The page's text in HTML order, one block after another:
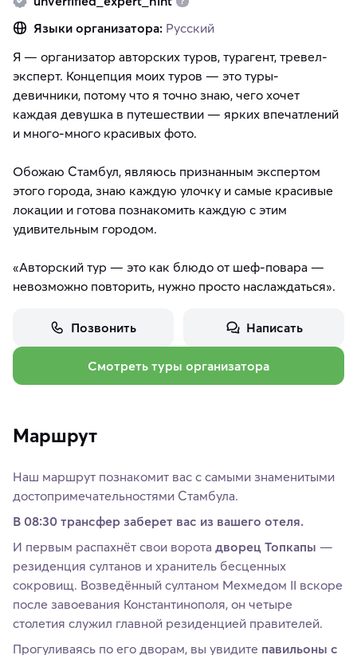
Языки организатора: Русский
Я — организатор авторских туров, турагент, тревел-
эксперт. Концепция моих туров — это туры-
девичники, потому что я точно знаю, чего хочет
каждая девушка в путешествии — ярких впечатлений
и много-много красивых фото.
Обожаю Стамбул, являюсь признанным экспертом
этого города, знаю каждую улочку и самые красивые
локации и готова познакомить каждую с этим
удивительным городом.
«Авторский тур — это как блюдо от шеф-повара —
невозможно повторить, нужно просто наслаждаться».
Позвонить Написать
Смотреть туры организатора
Маршрут
Наш маршрут познакомит вас с самыми знаменитыми
достопримечательностями Стамбула.
В 08:30 трансфер заберет вас из вашего отеля.
И первым распахнёт свои ворота дворец Топкапы —
резиденция султанов и хранитель бесценных
сокровищ. Возведённый султаном Мехмедом II вскоре
после завоевания Константинополя, он четыре
столетия служил главной резиденцией правителей.
Прогуливаясь по его дворам, вы увидите павильоны с